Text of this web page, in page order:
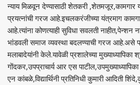
न्याय मिळवून देण्यासाठी शेतकरी ,शेतमजूर,कामगार
प्रयत्नांची गरज आहे.इचलकरंजीच्या यंत्रमाग
आहे.त्यांना कोणत्याही सुविधा सवलती नाहीत,पेन्शन
भांडवली समाज व्यवस्था बदलण्याची गरज आहे.असे
मलाबादेयांनी केले.यावेळी प्रशालेच्या मुख्याध्यापिका
गोंदकर,उपप्राचार्य आर एस
एन कांबळे,विद्यार्थिनी प्रतिनिधी कुमारी आदिती